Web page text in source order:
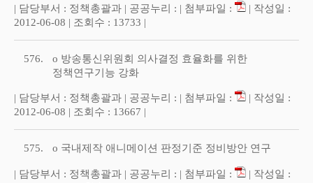
| 담당부서 : 정책총괄과 | 공공누리 : | 첨부파일 :
| 작성일 :
2012-06-08 | 조회수 : 13733 |
576.
o 방송통신위원회 의사결정 효율화를 위한
정책연구기능 강화
| 담당부서 : 정책총괄과 | 공공누리 : | 첨부파일 :
| 작성일 :
2012-06-08 | 조회수 : 13667 |
575. o 국내제작 애니메이션 판정기준 정비방안 연구
| 담당부서 : 정책총괄과 | 공공누리 : | 첨부파일 :
| 작성일 :